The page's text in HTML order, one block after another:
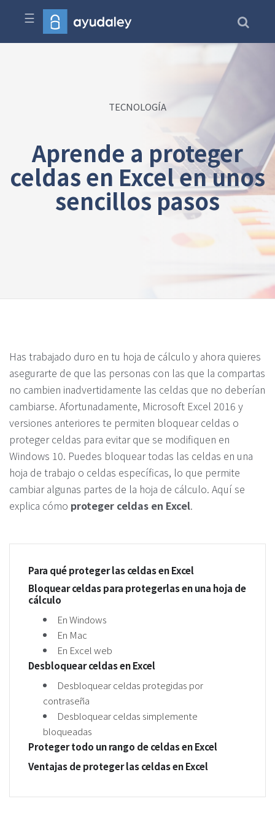
☰
TECNOLOGÍA
Aprende a proteger
celdas en Excel en unos
sencillos pasos
Has trabajado duro en tu hoja de cálculo y ahora quieres
asegurarte de que las personas con las que la compartas
no cambien inadvertidamente las celdas que no deberían
cambiarse. Afortunadamente, Microsoft Excel 2016 y
versiones anteriores te permiten bloquear celdas o
proteger celdas para evitar que se modifiquen en
Windows 10. Puedes bloquear todas las celdas en una
hoja de trabajo o celdas específicas, lo que permite
cambiar algunas partes de la hoja de cálculo. Aquí se
explica cómo proteger celdas en Excel.
Para qué proteger las celdas en Excel
Bloquear celdas para protegerlas en una hoja de
cálculo
En Windows
En Mac
En Excel web
Desbloquear celdas en Excel
Desbloquear celdas protegidas por
contraseña
Desbloquear celdas simplemente
bloqueadas
Proteger todo un rango de celdas en Excel
Ventajas de proteger las celdas en Excel